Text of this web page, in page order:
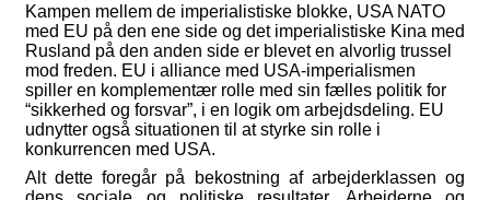
Kampen mellem de imperialistiske blokke, USA NATO
med EU på den ene side og det imperialistiske Kina med
Rusland på den anden side er blevet en alvorlig trussel
mod freden. EU i alliance med USA-imperialismen
spiller en komplementær rolle med sin fælles politik for
“sikkerhed og forsvar”, i en logik om arbejdsdeling. EU
udnytter også situationen til at styrke sin rolle i
konkurrencen med USA.
Alt dette foregår på bekostning af arbejderklassen og